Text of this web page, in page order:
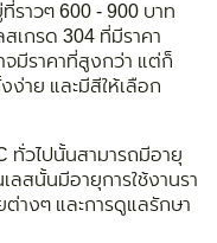
ราวๆ 600 - 900 บาท
เกรด 304 ที่มีราคา
จมีราคาที่สูงกว่า แต่ก็
าย และมีสีให้เลือก
ทั่วไปนั้นสามารถมีอายุ
ลสนั้นมีอายุการใช้งานรา
างๆ และการดูแลรักษา